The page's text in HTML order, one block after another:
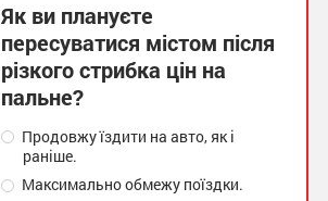
Як ви плануєте
пересуватися містом після
різкого стрибка цін на
пальне?
Продовжу їздити на авто, як і
раніше.
Максимально обмежу поїздки.